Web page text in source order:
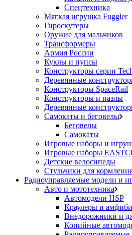
Спецтехника
Мягкая игрушка Fuggler
Гироскутеры
Оружие для мальчиков
Трансформеры
Армия России
Куклы и пупсы
Конструкторы серии
Деревянные
Конструкторы SpaceRail
Конструкторы и пазлы
Деревянные
Самокаты и беговелы
Беговелы
Самокаты
Игровые наборы и
Игровые наборы
Детские велосипеды
Стульчики для
Радиоуправляемые модели и
Авто и мототехника
Автомодели HSP
Краулеры и
Внедорожники и
Копийные